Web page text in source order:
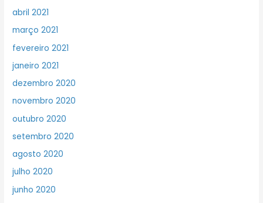
abril 2021
março 2021
fevereiro 2021
janeiro 2021
dezembro 2020
novembro 2020
outubro 2020
setembro 2020
agosto 2020
julho 2020
junho 2020